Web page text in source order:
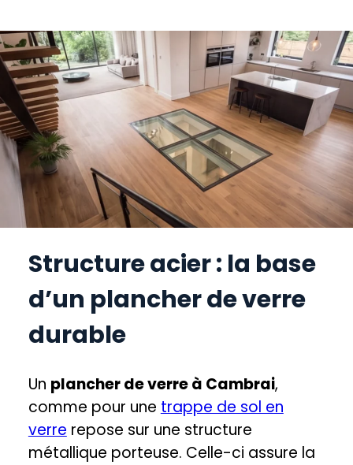
Structure acier : la base
d’un plancher de verre
durable
Un plancher de verre à Cambrai,
comme pour une trappe de sol en
verre repose sur une structure
métallique porteuse. Celle-ci assure la